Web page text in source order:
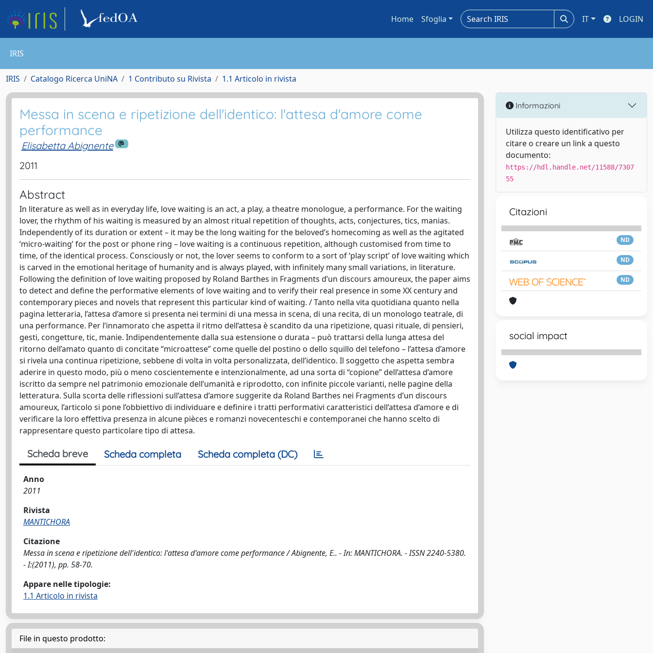
Home Sfoglia IT LOGIN
IRIS
IRIS Catalogo Ricerca UniNA 1 Contributo su Rivista 1.1 Articolo in rivista
Messa in scena e ripetizione dell'identico: l'attesa d'amore come
performance
Elisabetta Abignente
2011
Abstract
In literature as well as in everyday life, love waiting is an act, a play, a theatre monologue, a performance. For the waiting
lover, the rhythm of his waiting is measured by an almost ritual repetition of thoughts, acts, conjectures, tics, manias.
Independently of its duration or extent – it may be the long waiting for the beloved’s homecoming as well as the agitated
‘micro-waiting’ for the post or phone ring – love waiting is a continuous repetition, although customised from time to
time, of the identical process. Consciously or not, the lover seems to conform to a sort of ‘play script’ of love waiting which
is carved in the emotional heritage of humanity and is always played, with infinitely many small variations, in literature.
Following the definition of love waiting proposed by Roland Barthes in Fragments d’un discours amoureux, the paper aims
to detect and define the performative elements of love waiting and to verify their real presence in some XX century and
contemporary pieces and novels that represent this particular kind of waiting. / Tanto nella vita quotidiana quanto nella
pagina letteraria, l’attesa d’amore si presenta nei termini di una messa in scena, di una recita, di un monologo teatrale, di
una performance. Per l’innamorato che aspetta il ritmo dell’attesa è scandito da una ripetizione, quasi rituale, di pensieri,
gesti, congetture, tic, manie. Indipendentemente dalla sua estensione o durata – può trattarsi della lunga attesa del
ritorno dell’amato quanto di concitate “microattese” come quelle del postino o dello squillo del telefono – l’attesa d’amore
si rivela una continua ripetizione, sebbene di volta in volta personalizzata, dell’identico. Il soggetto che aspetta sembra
aderire in questo modo, più o meno coscientemente e intenzionalmente, ad una sorta di “copione” dell’attesa d’amore
iscritto da sempre nel patrimonio emozionale dell’umanità e riprodotto, con infinite piccole varianti, nelle pagine della
letteratura. Sulla scorta delle riflessioni sull’attesa d’amore suggerite da Roland Barthes nei Fragments d’un discours
amoureux, l’articolo si pone l’obbiettivo di individuare e definire i tratti performativi caratteristici dell’attesa d’amore e di
verificare la loro effettiva presenza in alcune pièces e romanzi novecenteschi e contemporanei che hanno scelto di
rappresentare questo particolare tipo di attesa.
Scheda breve Scheda completa Scheda completa (DC)
Anno
2011
Rivista
MANTICHORA
Citazione
Messa in scena e ripetizione dell'identico: l'attesa d'amore come performance / Abignente, E.. - In: MANTICHORA. - ISSN 2240-5380.
- I:(2011), pp. 58-70.
Appare nelle tipologie:
1.1 Articolo in rivista
File in questo prodotto:
Informazioni
Utilizza questo identificativo per
citare o creare un link a questo
documento:
https://hdl.handle.net/11588/7307
55
Citazioni
ND
ND
ND
social impact